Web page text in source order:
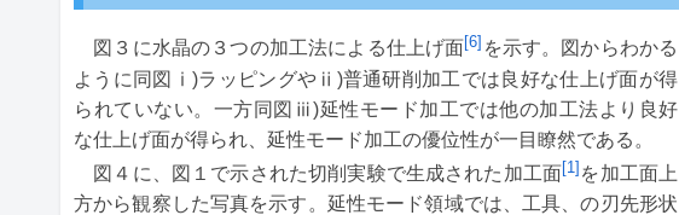
図３に水晶の３つの加工法による仕上げ面 [6] を示す。図からわかる
ように同図ⅰ)ラッピングやⅱ)普通研削加工では良好な仕上げ面が得
られていない。一方同図ⅲ)延性モード加工では他の加工法より良好
な仕上げ面が得られ、延性モード加工の優位性が一目瞭然である。
図４に、図１で示された切削実験で生成された加工面[1] を加工面上
方から観察した写真を示す。延性モード領域では、工具、の刃先形状